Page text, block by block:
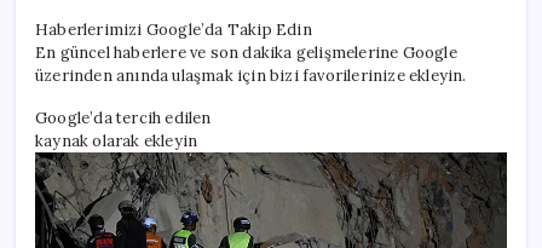
Haberlerimizi Google’da Takip Edin
En güncel haberlere ve son dakika gelişmelerine Google
üzerinden anında ulaşmak için bizi favorilerinize ekleyin.
Google’da tercih edilen
kaynak olarak ekleyin